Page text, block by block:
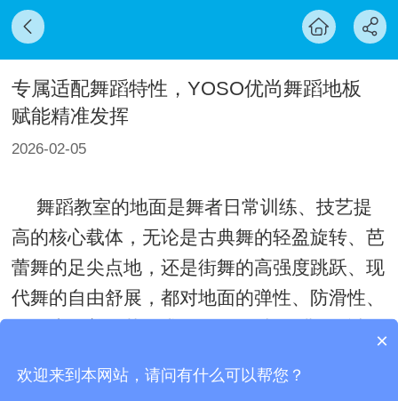
专属适配舞蹈特性，YOSO优尚舞蹈地板
赋能精准发挥
2026-02-05
舞蹈教室的地面是舞者日常训练、技艺提
高的核心载体，无论是古典舞的轻盈旋转、芭
蕾舞的足尖点地，还是街舞的高强度跳跃、现
代舞的自由舒展，都对地面的弹性、防滑性、
发实力，打造契合各类舞蹈场景的塑胶地板，
×
欢迎来到本网站，请问有什么可以帮您？